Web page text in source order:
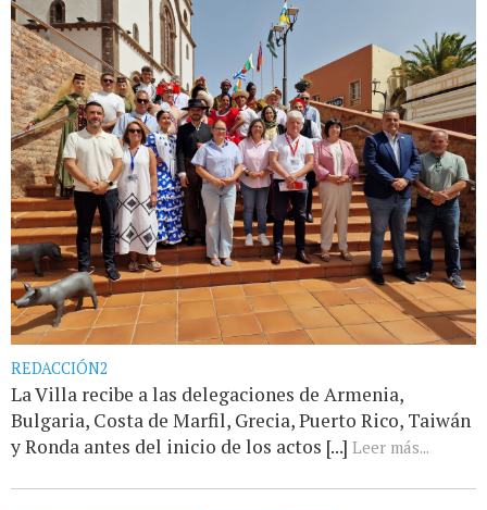
REDACCIÓN2
La Villa recibe a las delegaciones de Armenia,
Bulgaria, Costa de Marfil, Grecia, Puerto Rico, Taiwán
y Ronda antes del inicio de los actos [...] Leer más...